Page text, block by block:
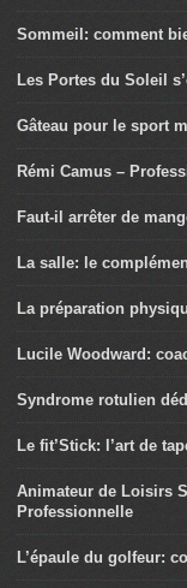
Sommeil: comment
Les Portes du Soleil
Gâteau pour le sport
Rémi Camus –
Faut-il arrêter de
La salle: le
La préparation
Lucile Woodward:
Syndrome rotulien
Le fit’Stick: l’art de
Animateur de Loisirs
Professionnelle
L’épaule du golfeur: